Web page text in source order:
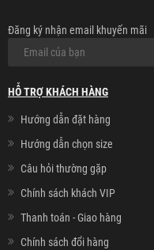
Đăng ký nhận email khuyến mãi
HỖ TRỢ KHÁCH HÀNG
Hướng dẫn đặt hàng
Hướng dẫn chọn size
Câu hỏi thường gặp
Chính sách khách VIP
Thanh toán - Giao hàng
Chính sách đổi hàng